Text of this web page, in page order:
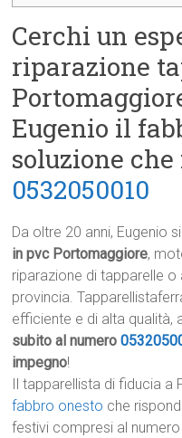
Cerchi un
riparazione
Eugenio il
soluzione
0532050010
Da oltre 20 anni, Eugenio
in pvc Portomaggiore,
riparazione di tapparelle
provincia.
efficiente e di alta
subito al numero
impegno!
Il tapparellista di fiducia
fabbro onesto che
festivi compresi al